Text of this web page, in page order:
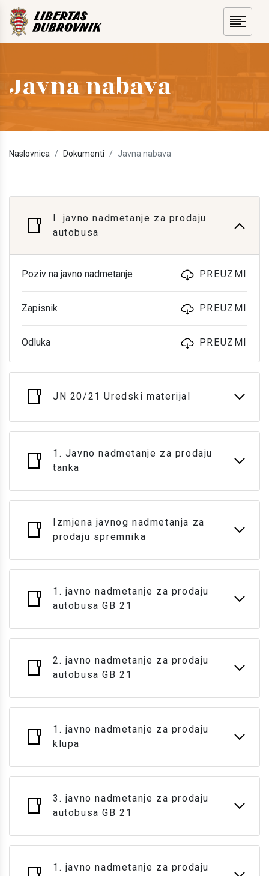
Javna nabava
Naslovnica Dokumenti Javna nabava
I. javno nadmetanje za prodaju
autobusa
Poziv na javno nadmetanje PREUZMI
Zapisnik PREUZMI
Odluka PREUZMI
JN 20/21 Uredski materijal
1. Javno nadmetanje za prodaju
tanka
Izmjena javnog nadmetanja za
prodaju spremnika
1. javno nadmetanje za prodaju
autobusa GB 21
2. javno nadmetanje za prodaju
autobusa GB 21
1. javno nadmetanje za prodaju
klupa
3. javno nadmetanje za prodaju
autobusa GB 21
1. javno nadmetanje za prodaju